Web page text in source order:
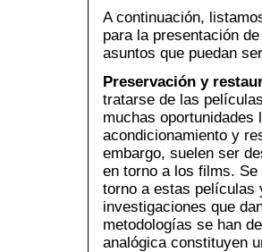
A continuación,
para la presentación
asuntos que puedan
Preservación y
tratarse de las
muchas
acondicionamiento y
embargo, suelen ser
en torno a los films.
torno a estas películas
investigaciones que
metodologías se han
analógica constituyen